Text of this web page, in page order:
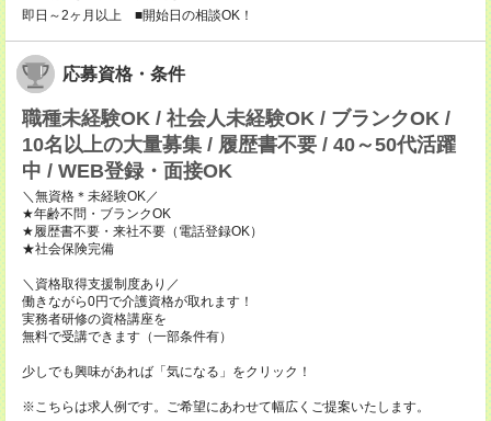
即日～2ヶ月以上 ■開始日の相談OK！
応募資格・条件
職種未経験OK / 社会人未経験OK / ブランクOK /
10名以上の大量募集 / 履歴書不要 / 40～50代活躍
中 / WEB登録・面接OK
＼無資格＊未経験OK／
★年齢不問・ブランクOK
★履歴書不要・来社不要（電話登録OK）
★社会保険完備
＼資格取得支援制度あり／
働きながら0円で介護資格が取れます！
実務者研修の資格講座を
無料で受講できます（一部条件有）
少しでも興味があれば「気になる」をクリック！
※こちらは求人例です。ご希望にあわせて幅広くご提案いたします。